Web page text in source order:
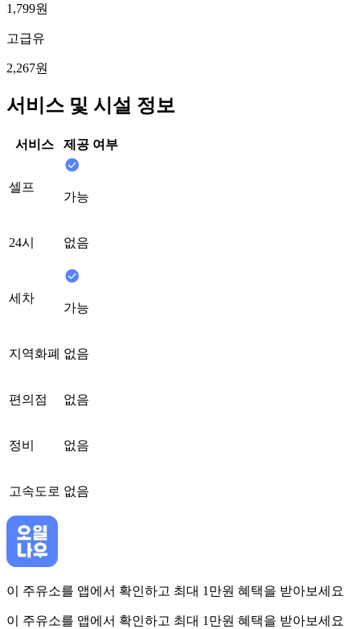
1,799원
고급유
2,267원
서비스 및 시설 정보
서비스 제공 여부
셀프
가능
24시 없음
세차
가능
지역화폐 없음
편의점 없음
정비 없음
고속도로 없음
이 주유소를 앱에서 확인하고 최대 1만원 혜택을 받아보세요
이 주유소를 앱에서 확인하고 최대 1만원 혜택을 받아보세요